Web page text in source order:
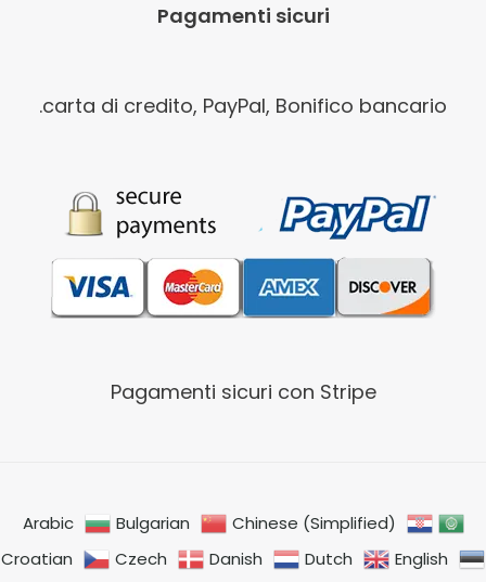
Pagamenti sicuri
carta di credito, PayPal, Bonifico bancario.
Pagamenti sicuri con Stripe
Arabic Bulgarian
Chinese (Simplified)
Croatian
Czech Danish Dutch English